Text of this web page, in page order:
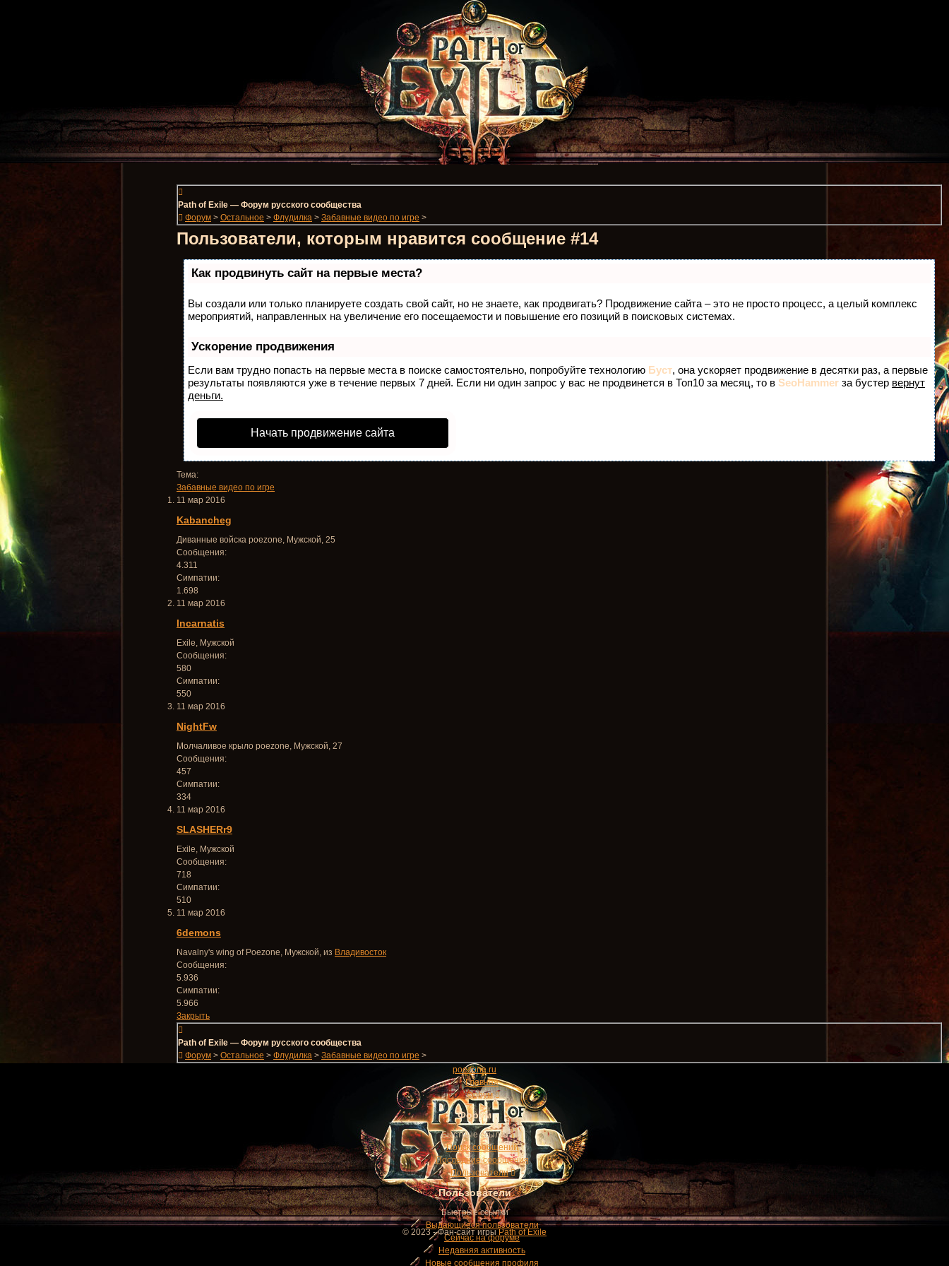
Path of Exile — Форум русского сообщества
Форум > Остальное > Флудилка > Забавные видео по игре >
Пользователи, которым нравится сообщение #14
Как продвинуть сайт на первые места?
Вы создали или только планируете создать свой сайт, но не знаете, как продвигать? Продвижение сайта – это не просто процесс, а целый комплекс
мероприятий, направленных на увеличение его посещаемости и повышение его позиций в поисковых системах.
Ускорение продвижения
Если вам трудно попасть на первые места в поиске самостоятельно, попробуйте технологию Буст, она ускоряет продвижение в десятки раз, а первые
результаты появляются уже в течение первых 7 дней. Если ни один запрос у вас не продвинется в Топ10 за месяц, то в SeoHammer за бустер вернут
деньги.
Начать продвижение сайта
Тема:
Забавные видео по игре
11 мар 2016
Kabancheg
Диванные войска poezone, Мужской, 25
Сообщения:
4.311
Симпатии:
1.698
11 мар 2016
Incarnatis
Exile, Мужской
Сообщения:
580
Симпатии:
550
11 мар 2016
NightFw
Молчаливое крыло poezone, Мужской, 27
Сообщения:
457
Симпатии:
334
11 мар 2016
SLASHERr9
Exile, Мужской
Сообщения:
718
Симпатии:
510
11 мар 2016
6demons
Navalny's wing of Poezone, Мужской, из Владивосток
Сообщения:
5.936
Симпатии:
5.966
Закрыть
Path of Exile — Форум русского сообщества
Форум > Остальное > Флудилка > Забавные видео по игре >
poezone.ru
Главная
Форум
Форум
Быстрые ссылки
Поиск сообщений
Последние сообщения
Пользователи
Пользователи
Быстрые ссылки
Выдающиеся пользователи
Сейчас на форуме
Недавняя активность
Новые сообщения профиля
© 2023 - Фан-сайт игрыPath of Exile